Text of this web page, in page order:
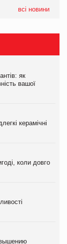
всі новини
як
вашої
керамічні
коли довго